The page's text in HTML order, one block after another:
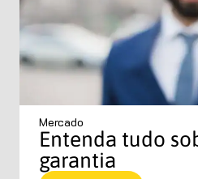
Mercado
Entenda tudo
garantia